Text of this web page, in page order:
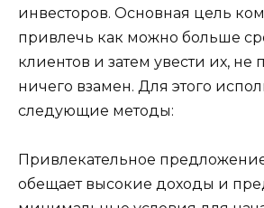
инвесторов. Основная цель
привлечь как можно больше
клиентов и затем увести их, не
ничего взамен. Для этого
следующие методы:
Привлекательное
обещает высокие доходы и